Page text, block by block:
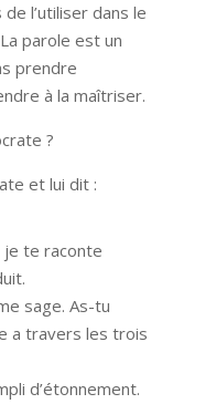
l’utiliser dans le
parole est un
prendre
à la maîtriser.
?
et lui dit :
je te raconte
sage. As-tu
а travers les trois
d’étonnement.